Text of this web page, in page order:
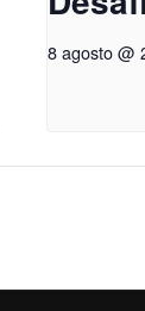
8 agosto @